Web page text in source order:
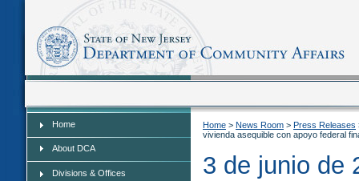
Home
About DCA
Divisions & Offices
Home > News Room > Press Releases
vivienda asequible con apoyo federal
3 de junio de